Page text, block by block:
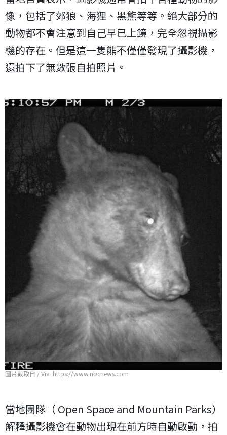
像，包括了郊狼、海狸、黑熊等等。絕大部分的
動物都不會注意到自己早已上鏡，完全忽視攝影
機的存在。但是這一隻熊不僅僅發現了攝影機，
還拍下了無數張自拍照片。
圖片截取自 / Via https://www.nbcnews.com
當地團隊（ Open Space and Mountain Parks）
解釋攝影機會在動物出現在前方時自動啟動，拍